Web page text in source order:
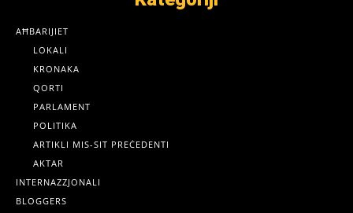
AĦBARIJIET
LOKALI
KRONAKA
QORTI
PARLAMENT
POLITIKA
ARTIKLI MIS-SIT PREĊEDENTI
AKTAR
INTERNAZZJONALI
BLOGGERS